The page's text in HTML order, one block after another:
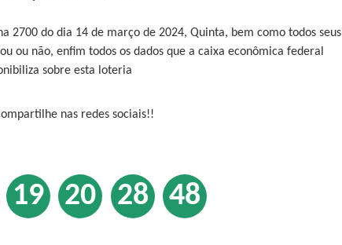
2700 do dia 14 de março de 2024, Quinta, bem como todos seus
ou não, enfim todos os dados que a caixa econômica federal
sobre esta loteria
nas redes sociais!!
19 20 28 48